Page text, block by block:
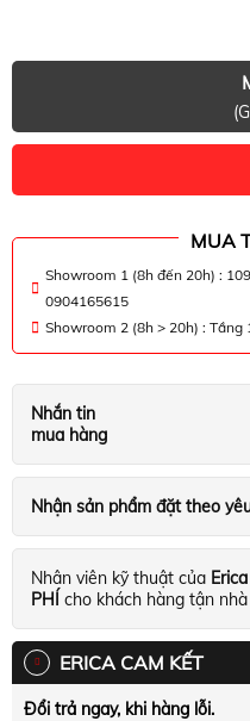
MUA
Showroom 1 (8h đến 20h) :
0904165615
Showroom 2 (8h > 20h) : Tầng
Nhắn tin
mua hàng
Nhận sản phẩm đặt theo
Nhân viên kỹ thuật của Erica
PHÍ cho khách hàng tận
ERICA CAM KẾT
Đổi trả ngay, khi hàng lỗi.